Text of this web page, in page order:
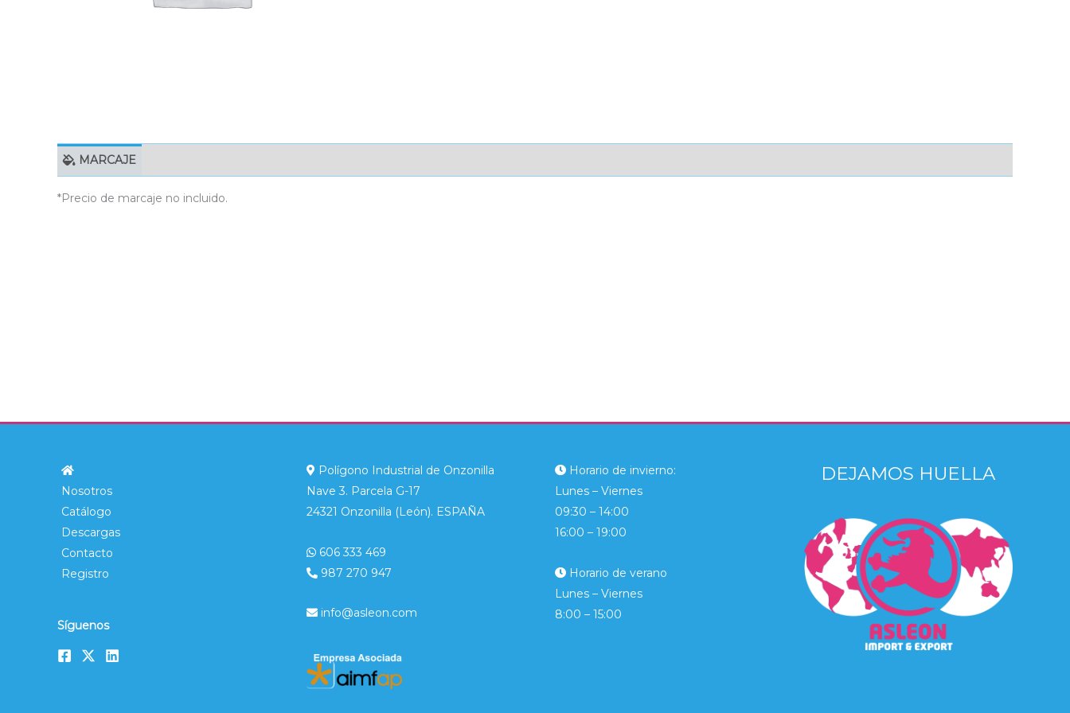
MARCAJE
*Precio de marcaje no incluido.
Nosotros
Catálogo
Descargas
Contacto
Registro
Síguenos
Polígono Industrial de Onzonilla
Nave 3. Parcela G-17
24321 Onzonilla (León). ESPAÑA
606 333 469
987 270 947
info@asleon.com
Horario de invierno:
Lunes – Viernes
09:30 – 14:00
16:00 – 19:00
Horario de verano
Lunes – Viernes
8:00 – 15:00
DEJAMOS HUELLA